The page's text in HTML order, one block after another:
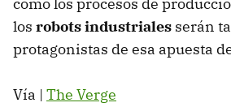
como los procesos de
los robots industriales serán
protagonistas de esa apuesta
Vía | The Verge